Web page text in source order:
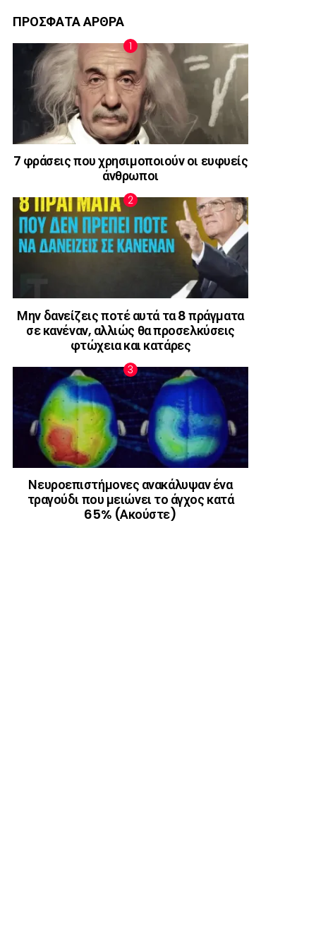
ΠΡΟΣΦΑΤΑ ΑΡΘΡΑ
7 φράσεις που χρησιμοποιούν οι ευφυείς
άνθρωποι
Μην δανείζεις ποτέ αυτά τα 8 πράγματα
σε κανέναν, αλλιώς θα προσελκύσεις
φτώχεια και κατάρες
Νευροεπιστήμονες ανακάλυψαν ένα
τραγούδι που μειώνει το άγχος κατά
65% (Ακούστε)